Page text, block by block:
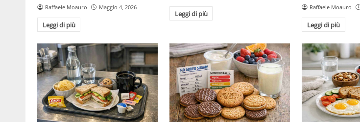
Raffaele Moauro Maggio 4, 2026
Leggi di più
Leggi di più
Raffaele Moauro
Leggi di più